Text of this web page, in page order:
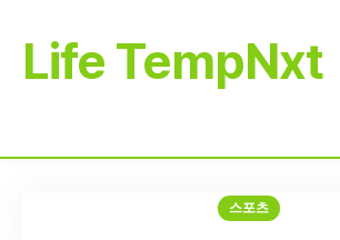
Life TempNxt
스포츠